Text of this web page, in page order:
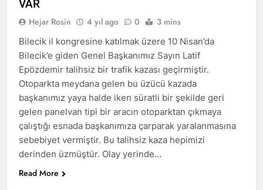
PARê: Têkçûna heyî têkçûna
Kurd li dora polîtîkayên
neteweyî yên rast bibin yek.
1 Yıl Ago
YENİLEN YANLIŞ YOL VE
YÖNTEMLERDİR. KÜRTLER
DOĞRU, ULUSAL
POLİTİKALAR ETRAFINDA
KENETLENMELİ
1 Yıl Ago
HAK-PAR Genel Başkanı
Düzgün Kaplan’ın Kurdistan
partileri Hak ve Özgürlükler
Partisi (HAK-PAR), Kürdistan
Demokrat Partisi – Türkiye
(KDP-T), Kürdistan Sosyalist
Partisi (PSK) ve Kürdistan
1 Yıl Ago
HAK-PAR MERKEZİ KADIN
KOMİSYONU HEWLER’DE
ENKS Yİ ZİYARET ETTİ
1 Yıl Ago
VAR
Hejar Rosin 4 yıl ago 0 3 mins
Bilecik il kongresine katılmak üzere 10 Nisan’da
Bilecik’e giden Genel Başkanımız Sayın Latif
Epözdemir talihsiz bir trafik kazası geçirmiştir.
Otoparkta meydana gelen bu üzücü kazada
başkanımız yaya halde iken süratli bir şekilde geri
gelen panelvan tipi bir aracın otoparktan çıkmaya
çalıştığı esnada başkanımıza çarparak yaralanmasına
sebebiyet vermiştir. Bu talihsiz kaza hepimizi
derinden üzmüştür. Olay yerinde…
Read More